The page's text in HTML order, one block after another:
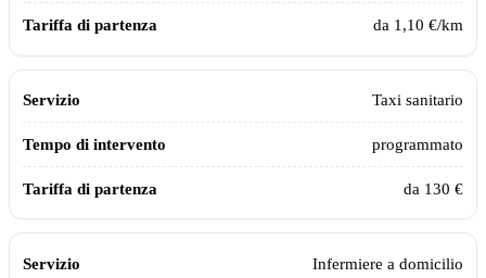
da 1,10 €/km
Taxi sanitario
programmato
da 130 €
Infermiere a domicilio